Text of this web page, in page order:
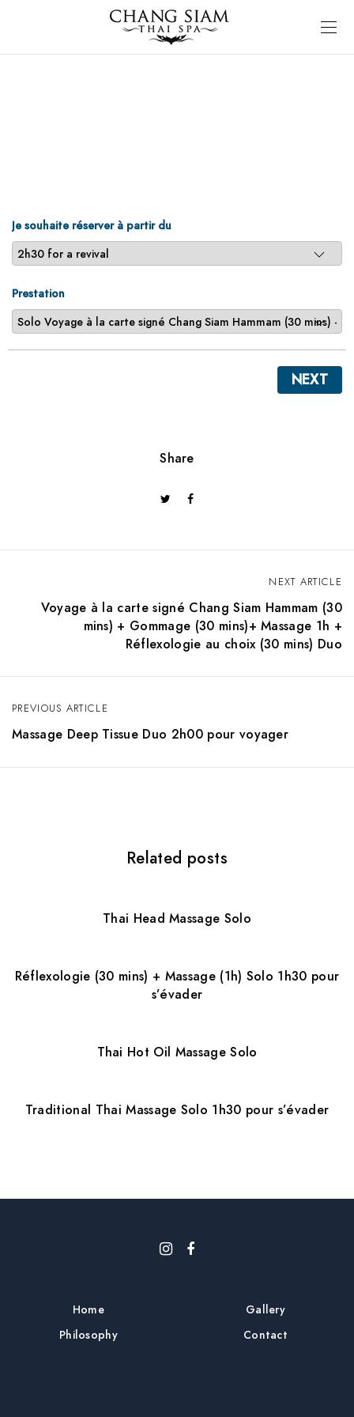
Je souhaite réserver à partir du
Prestation
NEXT
Share
t
n
a
v
n
PREVIOUS ARTICLE
Massage Deep Tissue Duo 2h00 pour voyager
NEXT ARTICLE
Voyage à la carte signé Chang Siam Hammam (30
mins) + Gommage (30 mins)+ Massage 1h +
Réflexologie au choix (30 mins) Duo
Related posts
Thai Head Massage Solo
Réflexologie (30 mins) + Massage (1h) Solo 1h30 pour
s’évader
Thai Hot Oil Massage Solo
Traditional Thai Massage Solo 1h30 pour s’évader
Home
Philosophy
Gallery
Contact